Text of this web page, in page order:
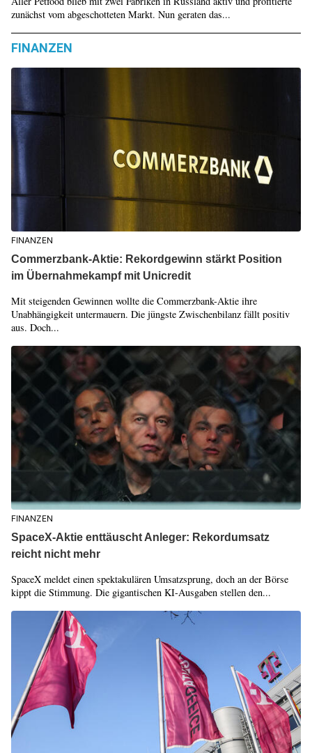
zunächst vom abgeschotteten Markt. Nun geraten das...
FINANZEN
FINANZEN
Commerzbank-Aktie: Rekordgewinn stärkt Position
im Übernahmekampf mit Unicredit
Mit steigenden Gewinnen wollte die Commerzbank-Aktie ihre
Unabhängigkeit untermauern. Die jüngste Zwischenbilanz fällt positiv
aus. Doch...
FINANZEN
SpaceX-Aktie enttäuscht Anleger: Rekordumsatz
reicht nicht mehr
SpaceX meldet einen spektakulären Umsatzsprung, doch an der Börse
kippt die Stimmung. Die gigantischen KI-Ausgaben stellen den...